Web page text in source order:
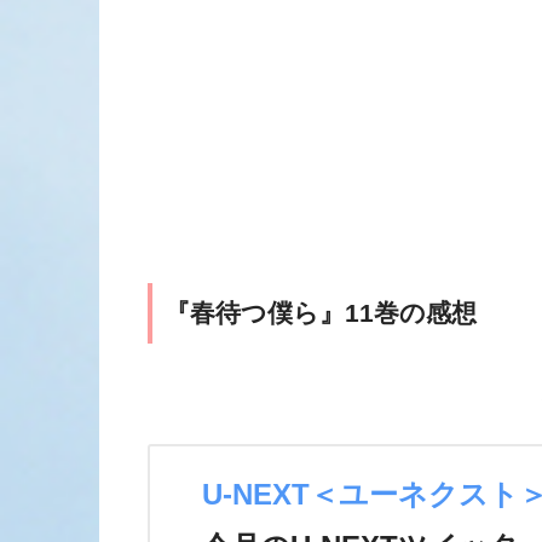
『春待つ僕ら』11巻の感想
U-NEXT＜ユーネクスト